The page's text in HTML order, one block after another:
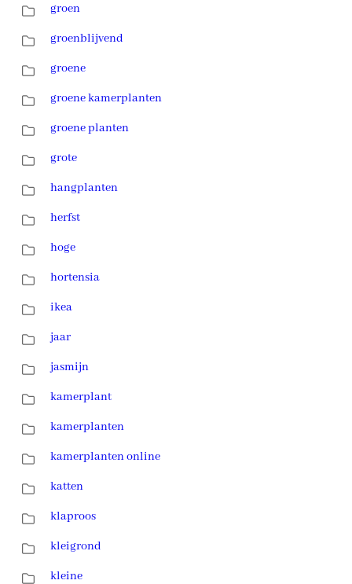
groen
groenblijvend
groene
groene kamerplanten
groene planten
grote
hangplanten
herfst
hoge
hortensia
ikea
jaar
jasmijn
kamerplant
kamerplanten
kamerplanten online
katten
klaproos
kleigrond
kleine